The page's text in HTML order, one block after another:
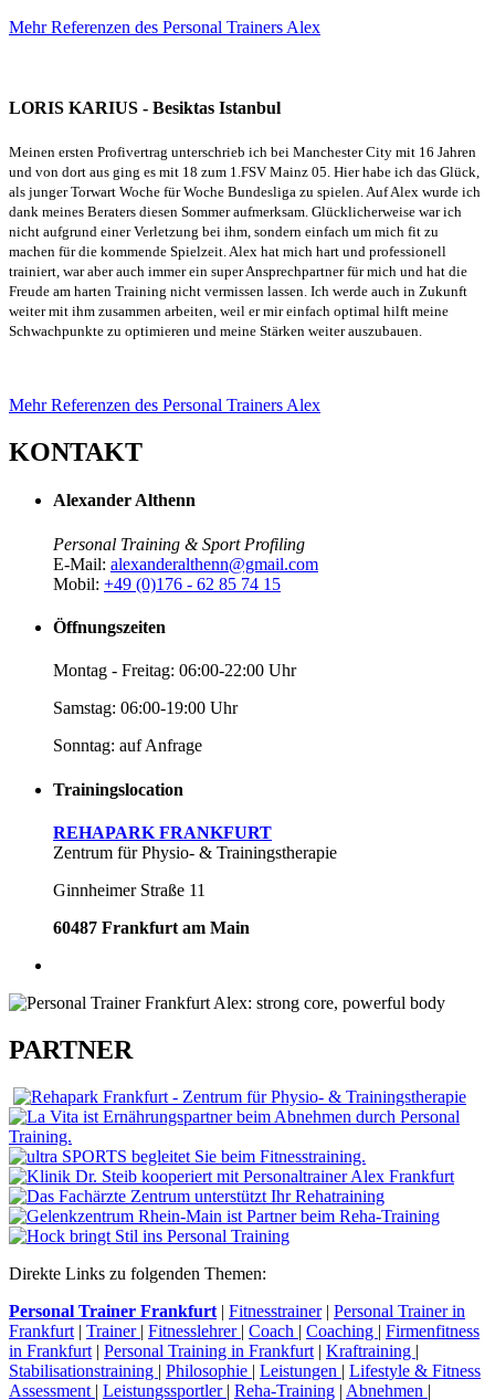
Mehr Referenzen des Personal Trainers Alex
LORIS KARIUS - Besiktas Istanbul
Meinen ersten Profivertrag unterschrieb ich bei Manchester City mit 16 Jahren
und von dort aus ging es mit 18 zum 1.FSV Mainz 05. Hier habe ich das Glück,
als junger Torwart Woche für Woche Bundesliga zu spielen. Auf Alex wurde ich
dank meines Beraters diesen Sommer aufmerksam. Glücklicherweise war ich
nicht aufgrund einer Verletzung bei ihm, sondern einfach um mich fit zu
machen für die kommende Spielzeit. Alex hat mich hart und professionell
trainiert, war aber auch immer ein super Ansprechpartner für mich und hat die
Freude am harten Training nicht vermissen lassen. Ich werde auch in Zukunft
weiter mit ihm zusammen arbeiten, weil er mir einfach optimal hilft meine
Schwachpunkte zu optimieren und meine Stärken weiter auszubauen.
Mehr Referenzen des Personal Trainers Alex
KONTAKT
Alexander Althenn
Personal Training & Sport Profiling
E-Mail: alexanderalthenn@gmail.com
Mobil: +49 (0)176 - 62 85 74 15
Öffnungszeiten
Montag - Freitag: 06:00-22:00 Uhr
Samstag: 06:00-19:00 Uhr
Sonntag: auf Anfrage
Trainingslocation
REHAPARK FRANKFURT
Zentrum für Physio- & Trainingstherapie
Ginnheimer Straße 11
60487 Frankfurt am Main
PARTNER
Direkte Links zu folgenden Themen:
Personal Trainer Frankfurt | Fitnesstrainer| Personal Trainer in
Frankfurt | Trainer | Fitnesslehrer | Coach | Coaching | Firmenfitness
in Frankfurt | Personal Training in Frankfurt | Kraftraining |
Stabilisationstraining | Philosophie | Leistungen | Lifestyle & Fitness
Assessment | Leistungssportler | Reha-Training | Abnehmen |